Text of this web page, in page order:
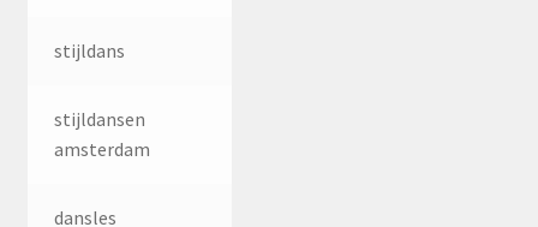
stijldans
stijldansen
amsterdam
dansles